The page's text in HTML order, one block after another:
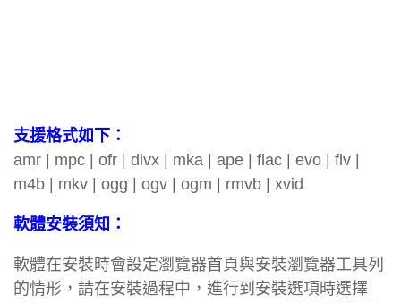
支援格式如下：
amr | mpc | ofr | divx | mka | ape | flac | evo | flv |
m4b | mkv | ogg | ogv | ogm | rmvb | xvid
軟體安裝須知：
軟體在安裝時會設定瀏覽器首頁與安裝瀏覽器工具列
的情形，請在安裝過程中，進行到安裝選項時選擇